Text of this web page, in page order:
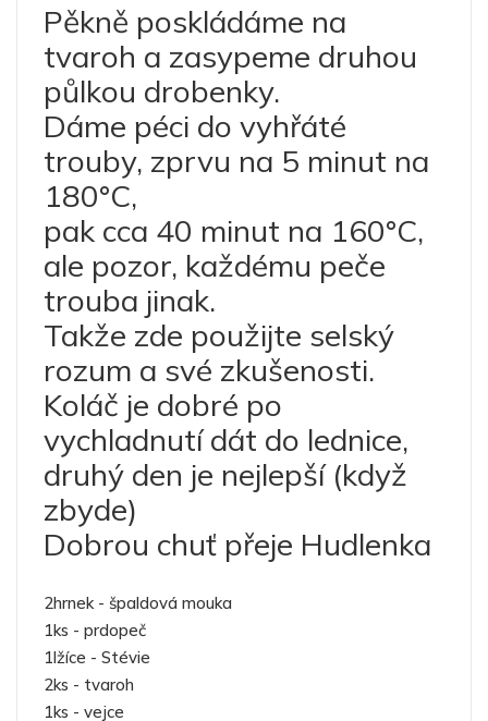
Pěkně poskládáme na
tvaroh a zasypeme druhou
půlkou drobenky.
Dáme péci do vyhřáté
trouby, zprvu na 5 minut na
180°C,
pak cca 40 minut na 160°C,
ale pozor, každému peče
trouba jinak.
Takže zde použijte selský
rozum a své zkušenosti.
Koláč je dobré po
vychladnutí dát do lednice,
druhý den je nejlepší (když
zbyde)
Dobrou chuť přeje Hudlenka
2hrnek - špaldová mouka
1ks - prdopeč
1lžíce - Stévie
2ks - tvaroh
1ks - vejce